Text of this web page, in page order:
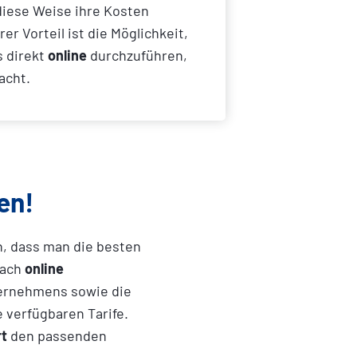
Weise ihre Kosten
Vorteil ist die Möglichkeit,
direkt online durchzuführen,
dass man die besten
online
sowie die
verfügbaren Tarife.
den passenden